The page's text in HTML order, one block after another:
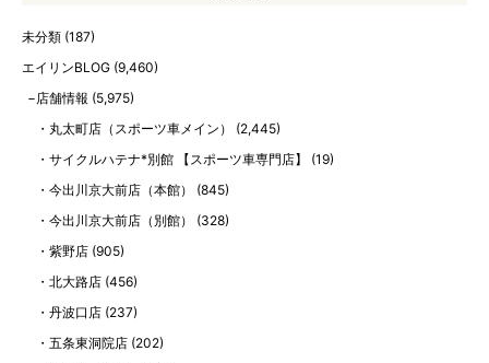
未分類 (187)
エイリンBLOG (9,460)
店舗情報 (5,975)
丸太町店（スポーツ車メイン）
(2,445)
サイクルハテナ*別館 【スポーツ車専門店】
(19)
今出川京大前店（本館）
(845)
今出川京大前店（別館）
(328)
紫野店 (905)
北大路店 (456)
丹波口店 (237)
五条東洞院店 (202)